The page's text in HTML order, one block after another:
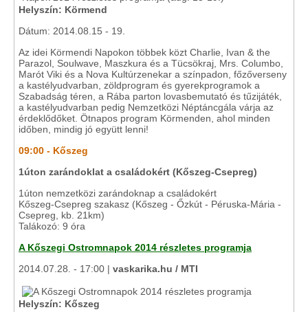
Helyszín: Körmend
Dátum: 2014.08.15 - 19.
Az idei Körmendi Napokon többek közt Charlie, Ivan & the
Parazol, Soulwave, Maszkura és a Tücsökraj, Mrs. Columbo,
Marót Viki és a Nova Kultúrzenekar a színpadon, főzőverseny
a kastélyudvarban, zöldprogram és gyerekprogramok a
Szabadság téren, a Rába parton lovasbemutató és tűzijáték,
a kastélyudvarban pedig Nemzetközi Néptáncgála várja az
érdeklődőket. Ötnapos program Körmenden, ahol minden
időben, mindig jó együtt lenni!
09:00 - Kőszeg
1úton zarándoklat a családokért (Kőszeg-Csepreg)
1úton nemzetközi zarándoknap a családokért
Kőszeg-Csepreg szakasz (Kőszeg - Őzkút - Péruska-Mária -
Csepreg, kb. 21km)
Talákozó: 9 óra
A Kőszegi Ostromnapok 2014 részletes programja
2014.07.28. - 17:00 | vaskarika.hu / MTI
Helyszín: Kőszeg